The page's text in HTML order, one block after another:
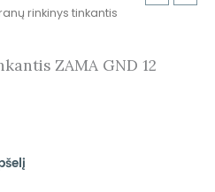
rinkinys tinkantis
ZAMA GND 12